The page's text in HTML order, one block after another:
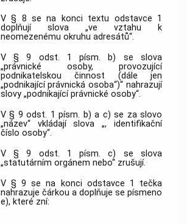
V § 8 se na konci textu odstavce 1
doplňují slova „ve vztahu k
neomezenému okruhu adresátů“.
V § 9 odst. 1 písm. b) se slova
„právnické osoby, provozující
podnikatelskou činnost (dále jen
„podnikající právnická osoba“)“ nahrazují
slovy „podnikající právnické osoby“.
V § 9 odst. 1 písm. b) a c) se za slovo
„název“ vkládají slova „, identifikační
číslo osoby“.
V § 9 odst. 1 písm. c) se slova
„statutárním orgánem nebo“ zrušují.
V § 9 se na konci odstavce 1 tečka
nahrazuje čárkou a doplňuje se písmeno
e), které zní: